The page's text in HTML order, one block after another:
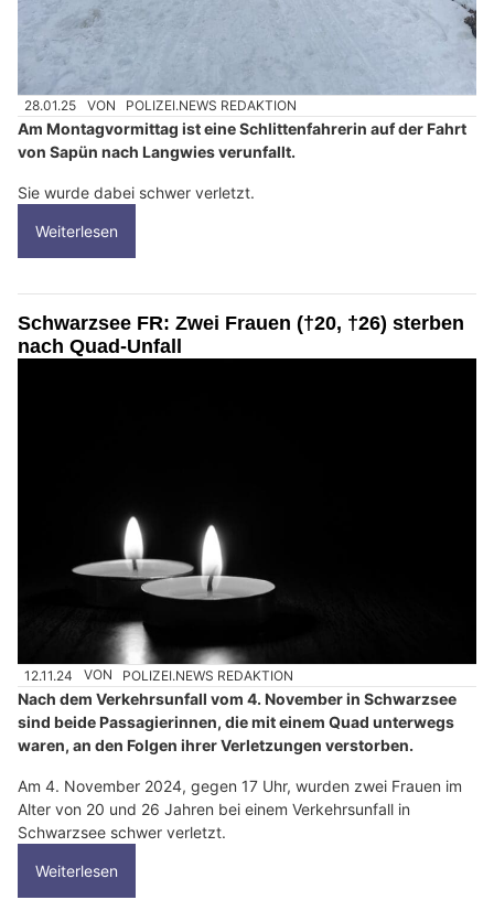
28.01.25 VON POLIZEI.NEWS REDAKTION
Am Montagvormittag ist eine Schlittenfahrerin auf der Fahrt
von Sapün nach Langwies verunfallt.
Sie wurde dabei schwer verletzt.
Weiterlesen
Schwarzsee FR: Zwei Frauen (†20, †26) sterben
nach Quad-Unfall
12.11.24 VON POLIZEI.NEWS REDAKTION
Nach dem Verkehrsunfall vom 4. November in Schwarzsee
sind beide Passagierinnen, die mit einem Quad unterwegs
waren, an den Folgen ihrer Verletzungen verstorben.
Am 4. November 2024, gegen 17 Uhr, wurden zwei Frauen im
Alter von 20 und 26 Jahren bei einem Verkehrsunfall in
Schwarzsee schwer verletzt.
Weiterlesen